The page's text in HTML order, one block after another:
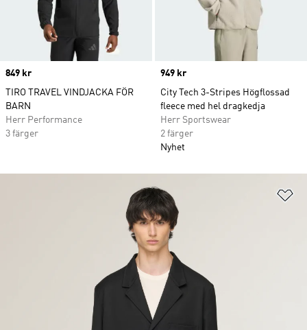
Price
849 kr
TIRO TRAVEL VINDJACKA FÖR
BARN
Herr Performance
3 färger
Price
949 kr
City Tech 3-Stripes Högflossad
fleece med hel dragkedja
Herr Sportswear
2 färger
Nyhet